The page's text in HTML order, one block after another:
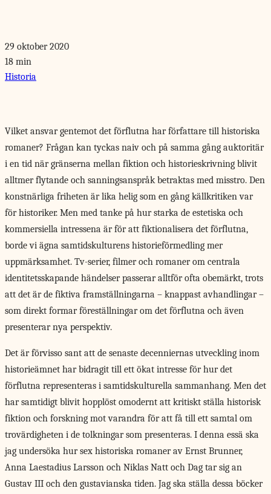
29 oktober 2020
18 min
Historia
Vilket ansvar gentemot det förflutna har författare till historiska
romaner? Frågan kan tyckas naiv och på samma gång auktoritär
i en tid när gränserna mellan fiktion och historieskrivning blivit
alltmer flytande och sanningsanspråk betraktas med misstro. Den
konstnärliga friheten är lika helig som en gång källkritiken var
för historiker. Men med tanke på hur starka de estetiska och
kommersiella intressena är för att fiktionalisera det förflutna,
borde vi ägna samtidskulturens historieförmedling mer
uppmärksamhet. Tv-serier, filmer och romaner om centrala
identitetsskapande händelser passerar alltför ofta obemärkt, trots
att det är de fiktiva framställningarna – knappast avhandlingar –
som direkt formar föreställningar om det förflutna och även
presenterar nya perspektiv.
Det är förvisso sant att de senaste decenniernas utveckling inom
historieämnet har bidragit till ett ökat intresse för hur det
förflutna representeras i samtidskulturella sammanhang. Men det
har samtidigt blivit hopplöst omodernt att kritiskt ställa historisk
fiktion och forskning mot varandra för att få till ett samtal om
trovärdigheten i de tolkningar som presenteras. I denna essä ska
jag undersöka hur sex historiska romaner av Ernst Brunner,
Anna Laestadius Larsson och Niklas Natt och Dag tar sig an
Gustav III och den gustavianska tiden. Jag ska ställa dessa böcker